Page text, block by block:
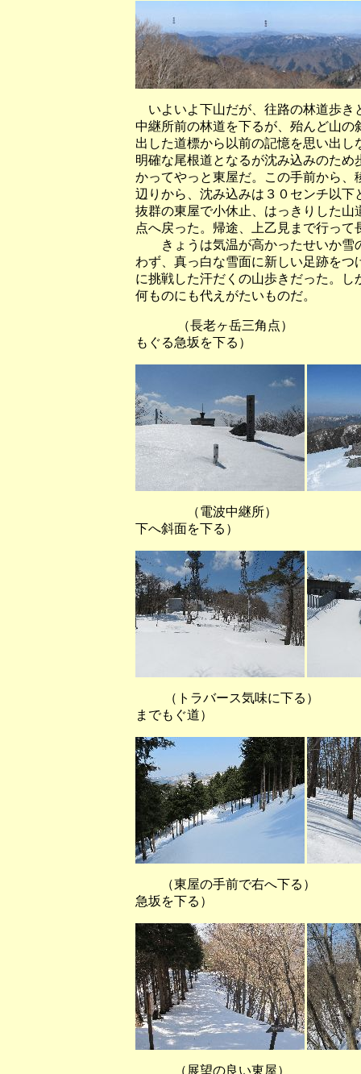
いよいよ下山だが、往路の林道歩き
中継所前の林道を下るが、殆んど山
出した道標から以前の記憶を思い出
明確な尾根道となるが沈み込みのた
かってやっと東屋だ。この手前から
辺りから、沈み込みは３０センチ以
抜群の東屋で小休止、はっきりした
点へ戻った。帰途、上乙見まで行っ
きょうは気温が高かったせいか雪
わず、真っ白な雪面に新しい足跡を
に挑戦した汗だくの山歩きだった。
何ものにも代えがたいものだ。
（長老ヶ岳三角点）
もぐる急坂を下る）
（電波中継所） （中継
下へ斜面を下る）
（トラバース気味に下る
までもぐ道）
（東屋の手前で右へ下る）
急坂を下る）
（展望の良い東屋）